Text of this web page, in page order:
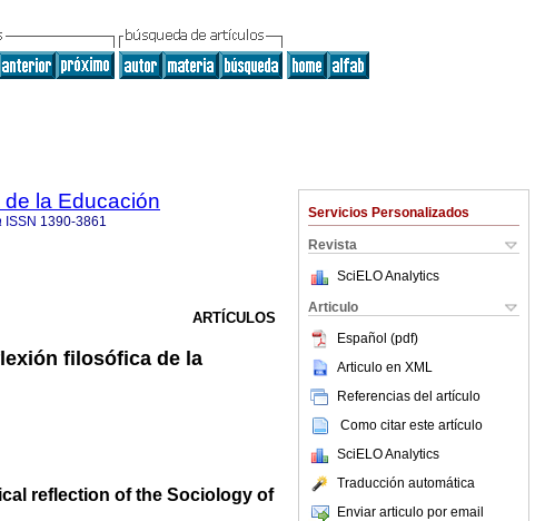
Servicios Personalizados
Revista
SciELO Analytics
Articulo
Español (pdf)
Articulo en XML
Referencias del artículo
Como citar este artículo
SciELO Analytics
Traducción automática
Enviar articulo por email
la Educación
ISSN 1390-3861
ARTÍCULOS
filosófica de la
reflection of the Sociology of